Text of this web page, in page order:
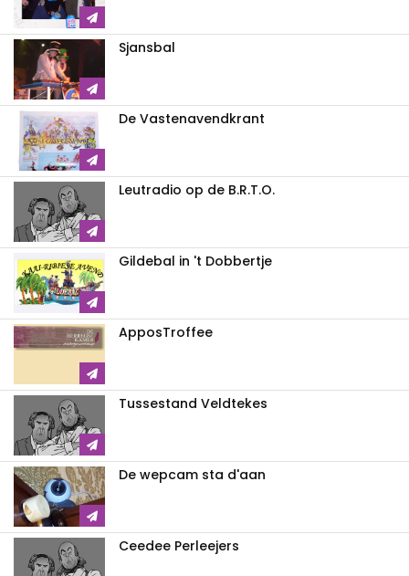
Sjansbal
De Vastenavendkrant
Leutradio op de B.R.T.O.
Gildebal in 't Dobbertje
ApposTroffee
Tussestand Veldtekes
De wepcam sta d'aan
Ceedee Perleejers